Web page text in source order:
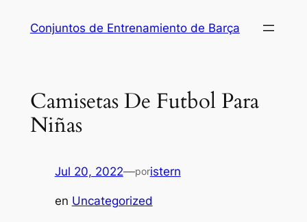
Conjuntos de Entrenamiento de Barça
Camisetas De Futbol Para
Niñas
Jul 20, 2022—poristern
en Uncategorized